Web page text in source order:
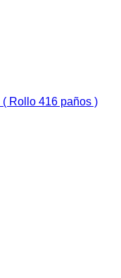
Rollo 416 paños )